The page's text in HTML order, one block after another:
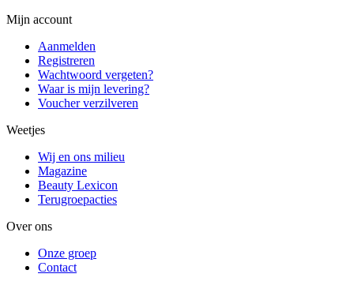
Mijn account
Aanmelden
Registreren
Wachtwoord vergeten?
Waar is mijn levering?
Voucher verzilveren
Weetjes
Wij en ons milieu
Magazine
Beauty Lexicon
Terugroepacties
Over ons
Onze groep
Contact